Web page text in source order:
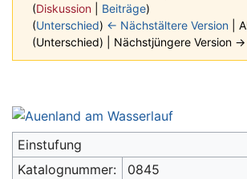
(Diskussion Beiträge)
(Unterschied) ← Nächstältere Version |
(Unterschied) | Nächstjüngere Version
Einstufung
Katalognummer:
0845